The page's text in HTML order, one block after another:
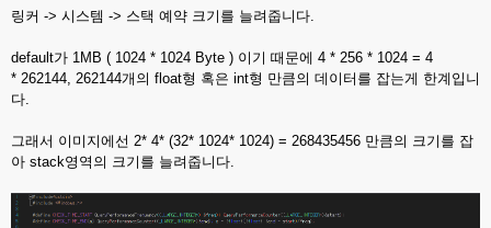
링커 -> 시스템 -> 스택 예약 크기를 늘려줍니다.
default가 1MB ( 1024 * 1024 Byte ) 이기 때문에 4 * 256 * 1024 = 4
* 262144, 262144개의 float형 혹은 int형 만큼의 데이터를 잡는게 한계입니
다.
그래서 이미지에선 2* 4* (32* 1024* 1024) = 268435456 만큼의 크기를 잡
아 stack영역의 크기를 늘려줍니다.